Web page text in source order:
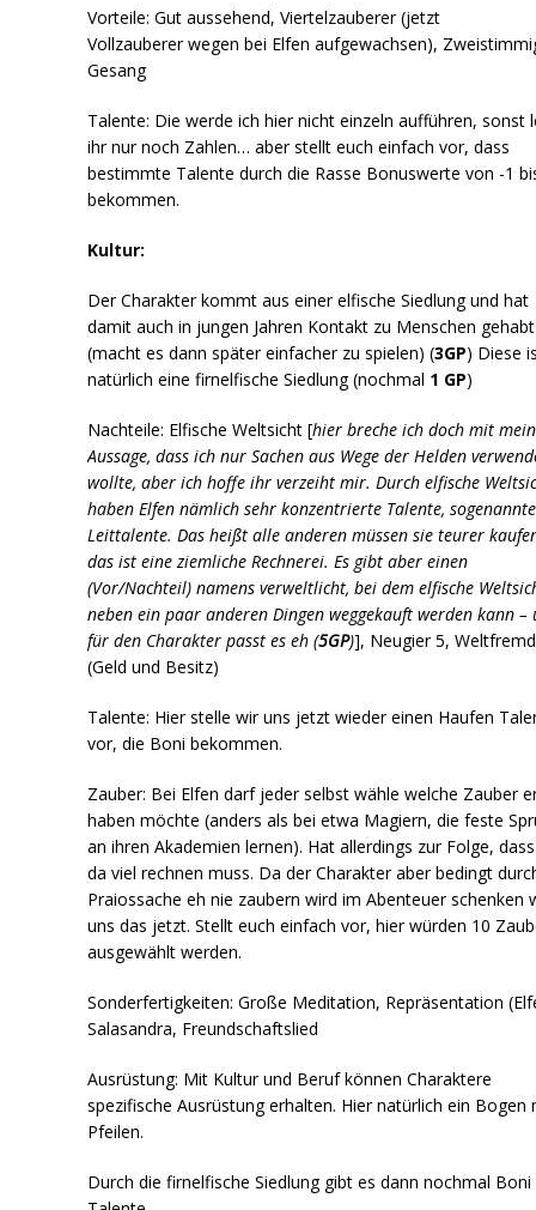
Vorteile: Gut aussehend, Viertelzauberer (jetzt
Vollzauberer wegen bei Elfen aufgewachsen),
Gesang
Talente: Die werde ich hier nicht einzeln aufführen, sonst
ihr nur noch Zahlen… aber stellt euch einfach vor, dass
bestimmte Talente durch die Rasse Bonuswerte von -1
bekommen.
Kultur:
Der Charakter kommt aus einer elfische Siedlung und hat
damit auch in jungen Jahren Kontakt zu Menschen gehabt
(macht es dann später einfacher zu spielen) (3GP) Diese
natürlich eine firnelfische Siedlung (nochmal 1 GP)
Nachteile: Elfische Weltsicht [hier breche ich doch mit
Aussage, dass ich nur Sachen aus Wege der Helden
wollte, aber ich hoffe ihr verzeiht mir. Durch elfische
haben Elfen nämlich sehr konzentrierte Talente, sogenannte
Leittalente. Das heißt alle anderen müssen sie teurer
das ist eine ziemliche Rechnerei. Es gibt aber einen
(Vor/Nachteil) namens verweltlicht, bei dem elfische
neben ein paar anderen Dingen weggekauft werden kann –
für den Charakter passt es eh (5GP)], Neugier 5, Weltfremd
(Geld und Besitz)
Talente: Hier stelle wir uns jetzt wieder einen Haufen
vor, die Boni bekommen.
Zauber: Bei Elfen darf jeder selbst wähle welche Zauber
haben möchte (anders als bei etwa Magiern, die feste
an ihren Akademien lernen). Hat allerdings zur Folge,
da viel rechnen muss. Da der Charakter aber bedingt
Praiossache eh nie zaubern wird im Abenteuer schenken
uns das jetzt. Stellt euch einfach vor, hier würden 10
ausgewählt werden.
Sonderfertigkeiten: Große Meditation, Repräsentation
Salasandra, Freundschaftslied
Ausrüstung: Mit Kultur und Beruf können Charaktere
spezifische Ausrüstung erhalten. Hier natürlich ein Bogen
Pfeilen.
Durch die firnelfische Siedlung gibt es dann nochmal